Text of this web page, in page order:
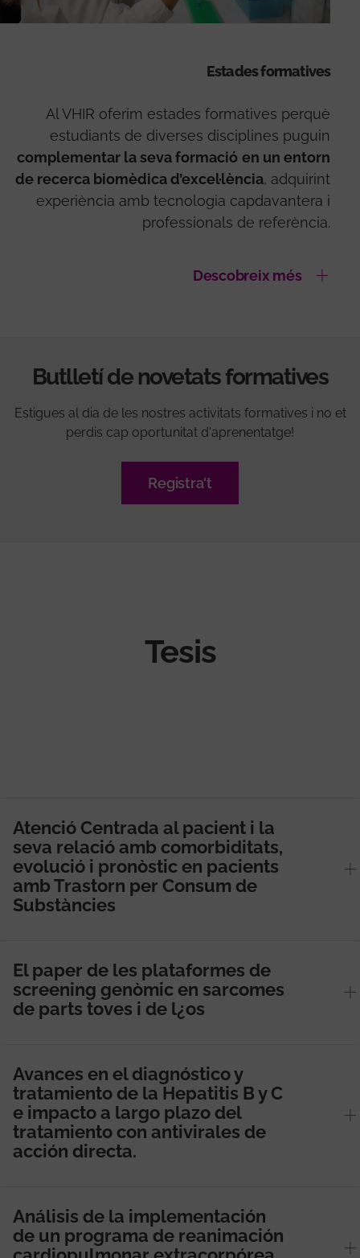
Estades formatives
Al VHIR oferim estades formatives perquè
estudiants de diverses disciplines puguin
complementar la seva formació en un entorn
de recerca biomèdica d’excel·lència, adquirint
experiència amb tecnologia capdavantera i
professionals de referència.
Descobreix més
Butlletí de novetats formatives
Estigues al dia de les nostres activitats formatives i no et
perdis cap oportunitat d'aprenentatge!
Registra't
Tesis
Atenció Centrada al pacient i la
seva relació amb comorbiditats,
evolució i pronòstic en pacients
amb Trastorn per Consum de
Substàncies
El paper de les plataformes de
screening genòmic en sarcomes
de parts toves i de l¿os
Avances en el diagnóstico y
tratamiento de la Hepatitis B y C
e impacto a largo plazo del
tratamiento con antivirales de
acción directa.
Análisis de la implementación
de un programa de reanimación